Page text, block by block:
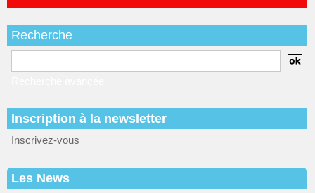
Recherche
Inscription à la newsletter
Inscrivez-vous
Les News